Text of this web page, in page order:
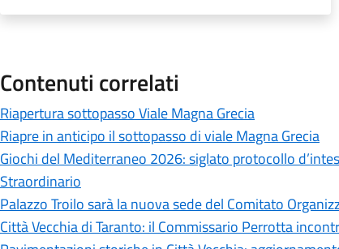
Contenuti correlati
Riapertura sottopasso Viale Magna Grecia
Riapre in anticipo il sottopasso di viale Magna Grecia
Giochi del Mediterraneo 2026: siglato protocollo
Straordinario
Palazzo Troilo sarà la nuova sede del Comitato
Città Vecchia di Taranto: il Commissario Perrotta